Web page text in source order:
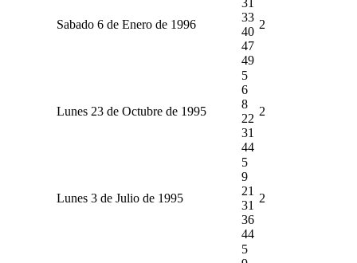
Sabado 6 de Enero de 1996
33
40
47
49
2
Lunes 23 de Octubre de 1995
5
6
8
22
31
44
2
Lunes 3 de Julio de 1995
5
9
21
31
36
44
2
5